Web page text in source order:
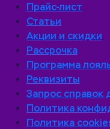
Прайс-лист
Статьи
Акции и скидки
Рассрочка
Программа
Реквизиты
Запрос справок
Политика
Политика